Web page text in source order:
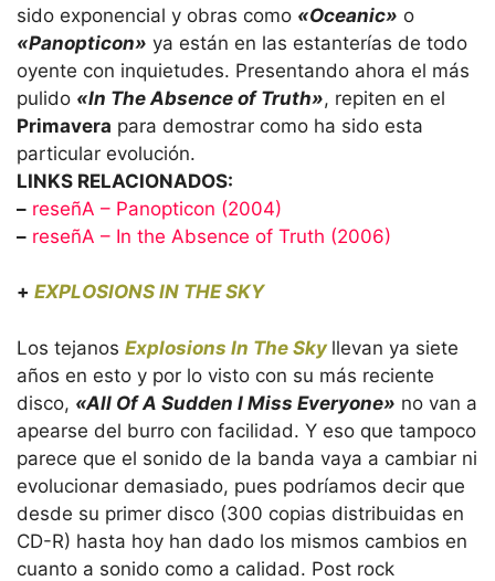
sido exponencial y obras como «Oceanic» o
«Panopticon» ya están en las estanterías de todo
oyente con inquietudes. Presentando ahora el más
pulido «In The Absence of Truth», repiten en el
Primavera para demostrar como ha sido esta
particular evolución.
LINKS RELACIONADOS:
– reseñA – Panopticon (2004)
– reseñA – In the Absence of Truth (2006)
+ EXPLOSIONS IN THE SKY
Los tejanos Explosions In The Sky llevan ya siete
años en esto y por lo visto con su más reciente
disco, «All Of A Sudden I Miss Everyone» no van a
apearse del burro con facilidad. Y eso que tampoco
parece que el sonido de la banda vaya a cambiar ni
evolucionar demasiado, pues podríamos decir que
desde su primer disco (300 copias distribuidas en
CD-R) hasta hoy han dado los mismos cambios en
cuanto a sonido como a calidad. Post rock